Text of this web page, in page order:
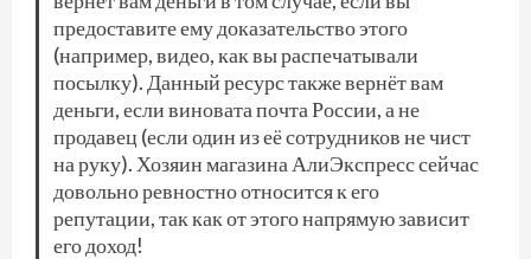
предоставите ему доказательство этого
(например, видео, как вы распечатывали
посылку). Данный ресурс также вернёт вам
деньги, если виновата почта России, а не
продавец (если один из её сотрудников не чист
на руку). Хозяин магазина АлиЭкспресс сейчас
довольно ревностно относится к его
репутации, так как от этого напрямую зависит
его доход!